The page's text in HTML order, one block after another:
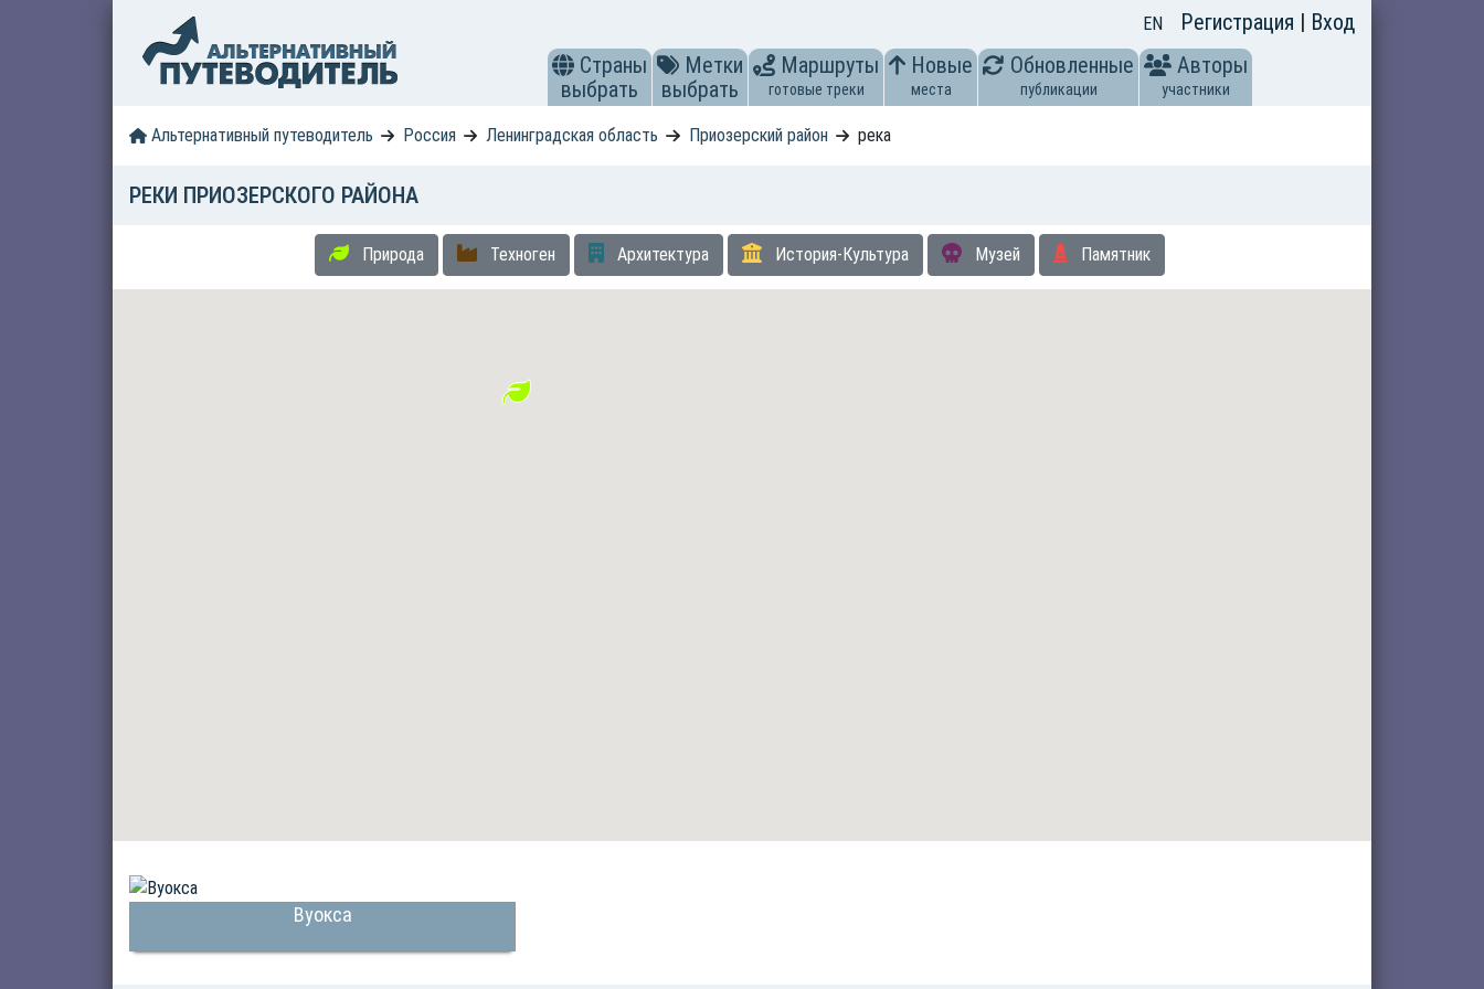
EN Регистрация | Вход
Страны
выбрать
Метки
выбрать
Маршруты
готовые треки
Новые
места
Обновленные
публикации
Авторы
участники
Альтернативный путеводитель Россия Ленинградская область Приозерский район река
РЕКИ ПРИОЗЕРСКОГО РАЙОНА
Природа Техноген Архитектура История-Культура Музей Памятник
Вуокса